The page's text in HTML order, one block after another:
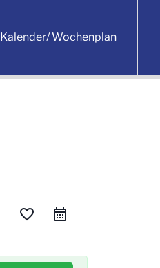
Kalender/ Wochenplan
favorite_border